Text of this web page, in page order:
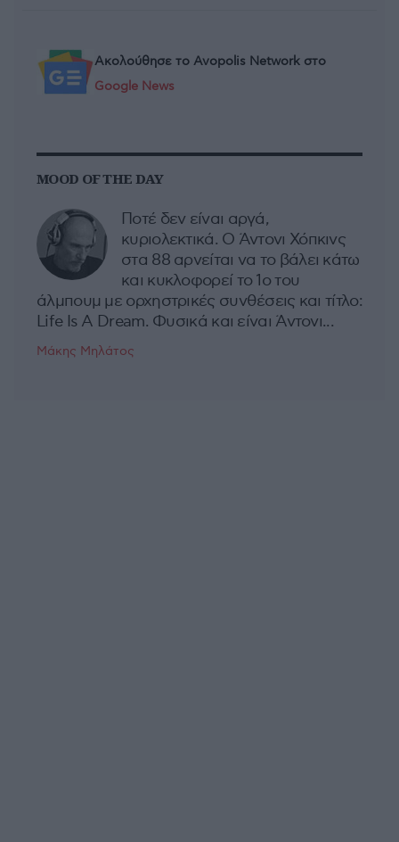
Ακολούθησε το Avopolis Network στο
Google News
MOOD OF THE DAY
Ποτέ δεν είναι αργά,
κυριολεκτικά. Ο Άντονι Χόπκινς
στα 88 αρνείται να το βάλει κάτω
και κυκλοφορεί το 1ο του
άλμπουμ με ορχηστρικές συνθέσεις και τίτλο:
Life Is A Dream. Φυσικά και είναι Άντονι...
Μάκης Μηλάτος